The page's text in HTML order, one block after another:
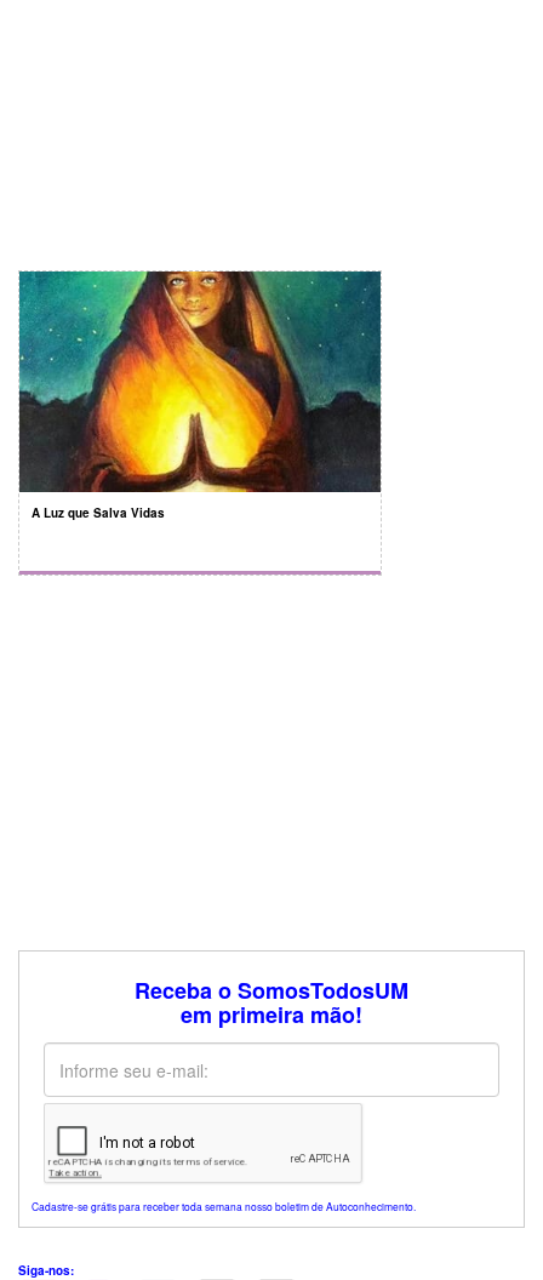
A Luz que Salva Vidas
Receba o SomosTodosUM
em primeira mão!
Cadastre-se grátis para receber toda semana nosso boletim de Autoconhecimento.
Siga-nos: